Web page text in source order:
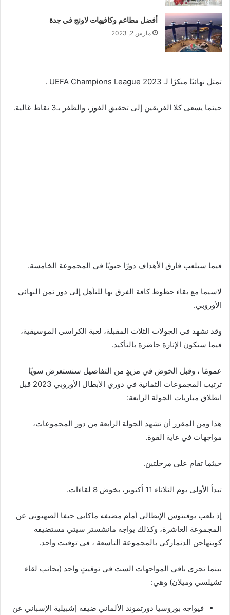
أفضل مطاعم وكافيهات لاونج في جدة
مارس 2, 2023
تمثل نهائيًا مبكرًا لـ UEFA Champions League 2023 .
حيثما يسعى كلا الفريقين إلى تحقيق الفوز، والظفر بـ3 نقاط غالية.
فيما سيلعب فارق الأهداف دورًا حيويًا في المجموعة الخامسة.
لاسيما مع بقاء حظوظ كافة الفرق بها للتأهل إلى دور ثمن النهائي
الأوروبي.
وقد نشهد في الجولات الثلاث المقبلة، لعبة الكراسي الموسيقية،
فيما ستكون الإثارة حاضرة بالتأكيد.
عمومًا ، وقبل الخوض في مزيدٍ من التفاصيل سنستعرض سويًا
ترتيب المجموعات الثمانية في دوري الأبطال الأوروبي 2023 قبل
انطلاق مباريات الجولة الرابعة:
هذا ومن المقرر أن تشهد الجولة الرابعة من دور المجموعات،
مواجهات في غاية القوة.
حيثما تقام على مرحلتين.
تبدأ الأولى يوم الثلاثاء 11 أكتوبر، بخوض 8 لقاءات.
إذ يلعب يوفنتوس الإيطالي أمام مضيفه ماكابي حيفا الصهيوني عن
المجموعة العاشرة، وكذلك يواجه مانشستر سيتي مستضيفه
كوبنهاجن الدنماركي بالمجموعة التاسعة ، في توقيت واحد.
بينما تجرى باقي المواجهات الست في توقيتٍ واحد (بجانب لقاء
تشيلسي وميلان) وهي:
فيواجه بوروسيا دورتموند الألماني ضيفه إشبيلية الإسباني عن